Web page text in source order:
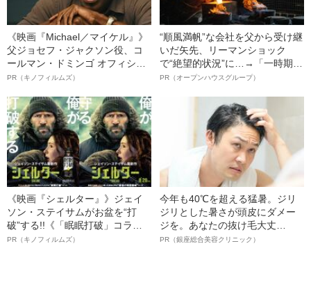
《映画『Michael／マイケル』》
父ジョセフ・ジャクソン役、コ
ールマン・ドミンゴ オフィシャ
ルインタビュー“観客を魅了した
語る”《日本興収70億円突破》
PR（キノフィルムズ）
“順風満帆”な会社を父から受け継
いだ矢先、リーマンショック
で“絶望的状況”に…→「一時期は
納品3年待ち」のヒット商品を生
明かす、“逆転の戦術”
PR（オープンハウスグループ）
《映画『シェルター』》ジェイ
ソン・ステイサムがお盆を“打
破”する!!《「眠眠打破」コラ
ボ》
PR（キノフィルムズ）
今年も40℃を超える猛暑。ジリ
ジリとした暑さが頭皮にダメー
ジを。あなたの抜け毛大丈
夫！？
PR（銀座総合美容クリニック）